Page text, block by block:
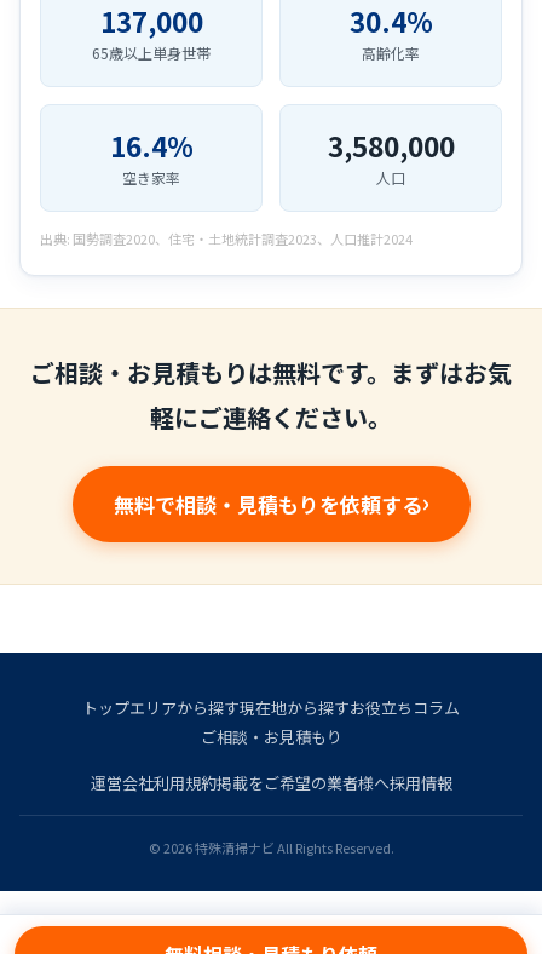
137,000
65歳以上単身世帯
30.4%
高齢化率
16.4%
空き家率
3,580,000
人口
出典: 国勢調査2020、住宅・土地統計調査2023、人口推計2024
ご相談・お見積もりは無料です。まずはお気
軽にご連絡ください。
無料で相談・見積もりを依頼する
トップエリアから探す現在地から探すお役立ちコラム
ご相談・お見積もり
運営会社利用規約掲載をご希望の業者様へ採用情報
© 2026 特殊清掃ナビ All Rights Reserved.